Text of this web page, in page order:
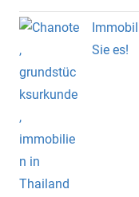
Sie es!